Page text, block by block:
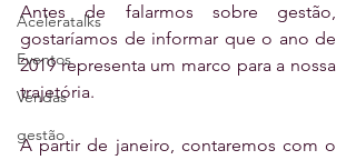
Aceleratalks
Eventos
Vendas
gestão
Antes de falarmos sobre gestão,
gostaríamos de informar que o ano de
2019 representa um marco para a nossa
trajetória.
A partir de janeiro, contaremos com o